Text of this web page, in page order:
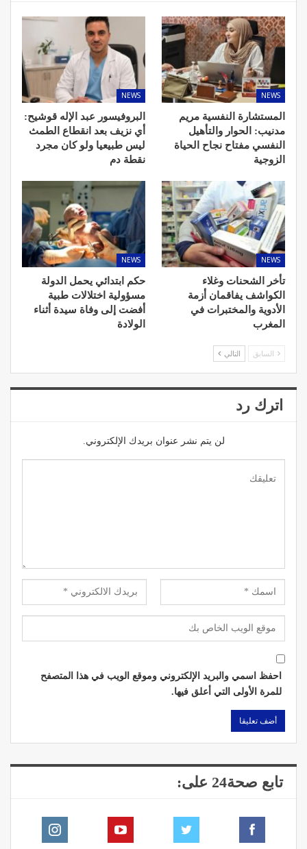
NEWS
المستشارة النفسية مريم
مدنيب: الحوار والتأهيل
النفسي مفتاح نجاح الحياة
الزوجية
NEWS
البروفيسور عبد الإله قوشيح:
أي نزيف بعد انقطاع الطمث
ليس طبيعيا ولو كان مجرد
نقطة دم
NEWS
تأخر الشحنات وغلاء
الكواشف يفاقمان أزمة
الأدوية والمختبرات في
المغرب
NEWS
حكم ابتدائي يحمل الدولة
مسؤولية اختلالات طبية
أفضت إلى وفاة سيدة أثناء
الولادة
السابق التالي
اترك رد
لن يتم نشر عنوان بريدك الإلكتروني.
احفظ اسمي والبريد الإلكتروني وموقع الويب في هذا المتصفح
للمرة الأولى التي أعلق فيها.
تابع صحة24 على: